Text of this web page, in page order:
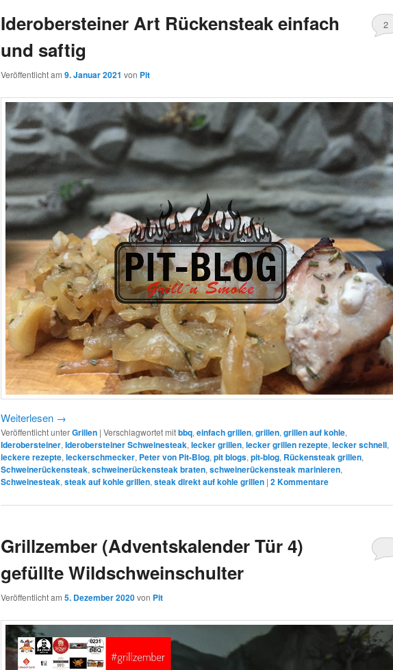
Iderobersteiner Art Rückensteak einfach
und saftig
Veröffentlicht am 9. Januar 2021 von Pit
2
Weiterlesen →
Veröffentlicht unterGrillen | Verschlagwortet mitbbq,einfach grillen,grillen,grillen auf kohle,
Iderobersteiner,Iderobersteiner Schweinesteak,lecker grillen,lecker grillen rezepte,lecker schnell,
leckere rezepte,leckerschmecker, Peter von Pit-Blog,pit blogs,pit-blog, Rückensteak grillen,
Schweinerückensteak,schweinerückensteak braten,schweinerückensteak marinieren,
Schweinesteak,steak auf kohle grillen,steak direkt auf kohle grillen | 2Kommentare
Grillzember (Adventskalender Tür 4)
gefüllte Wildschweinschulter
Veröffentlicht am 5. Dezember 2020von Pit